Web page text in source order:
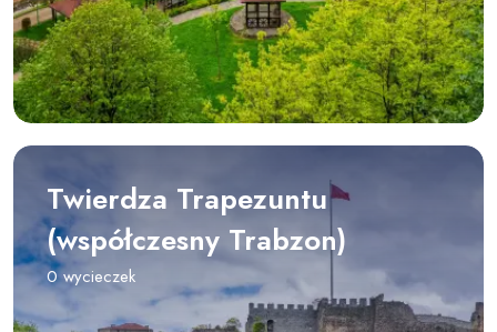
Twierdza Trapezuntu
(współczesny Trabzon)
0 wycieczek